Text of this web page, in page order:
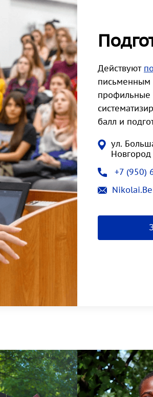
Действуют
письменным
профильные
балл и
ул.
Новгород
+7 (950)